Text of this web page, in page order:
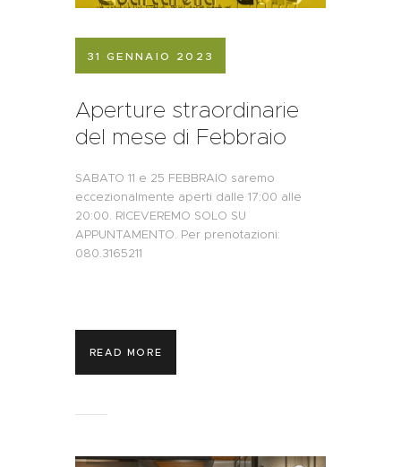
31 GENNAIO 2023
Aperture straordinarie
del mese di Febbraio
SABATO 11 e 25 FEBBRAIO saremo
eccezionalmente aperti dalle 17:00 alle
20:00. RICEVEREMO SOLO SU
APPUNTAMENTO. Per prenotazioni:
080.3165211
READ MORE